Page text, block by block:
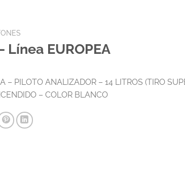
Línea EUROPEA
– PILOTO ANALIZADOR – 14 LITROS (TIRO
– COLOR BLANCO